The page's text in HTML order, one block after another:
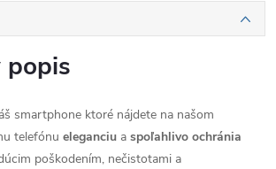
popis
smartphone ktoré nájdete na našom
telefónu eleganciu a spoľahlivo ochránia
poškodením, nečistotami a